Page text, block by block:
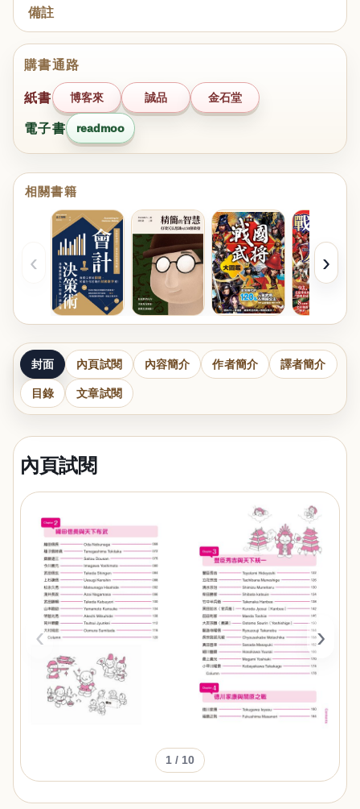
備註
購書通路
紙書 博客來 誠品 金石堂
電子書 readmoo
相關書籍
‹ ›
封面 內頁試閱 內容簡介 作者簡介 譯者簡介
目錄 文章試閱
內頁試閱
‹ ›
1 / 10